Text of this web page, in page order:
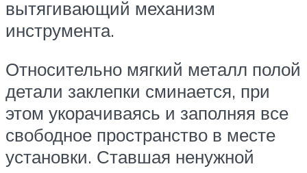
вытягивающий механизм
инструмента.
Относительно мягкий металл полой
детали заклепки сминается, при
этом укорачиваясь и заполняя все
свободное пространство в месте
установки. Ставшая ненужной